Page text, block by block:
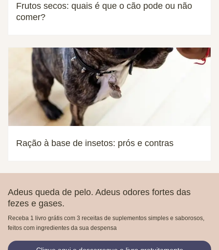
Frutos secos: quais é que o cão pode ou não
comer?
Ração à base de insetos: prós e contras
Adeus queda de pelo. Adeus odores fortes das
fezes e gases.
Receba 1 livro grátis com 3 receitas de suplementos simples e saborosos,
feitos com ingredientes da sua despensa